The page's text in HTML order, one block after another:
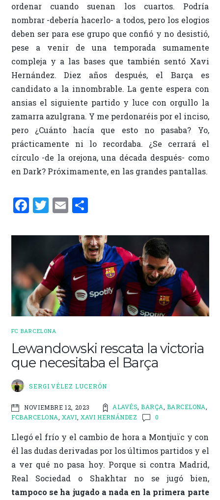
ordenar cuando suenan los cuartos. Podría
nombrar -debería hacerlo- a todos, pero los elogios
deben ser para ese grupo que confió y no desistió,
pese a venir de una temporada sumamente
compleja y a las bases que también sentó Xavi
Hernández. Diez años después, el Barça es
candidato a la innombrable. La gente espera con
ansias el siguiente partido y luce con orgullo la
zamarra azulgrana. Y me perdonaréis por el inciso,
pero ¿Cuánto hacía que esto no pasaba? Yo,
prácticamente ni lo recordaba. ¿Se cerrará el
círculo -de la orejona, una década después- como
en Dark? Próximamente, en las grandes pantallas.
F
ce
o
o
k
T
it
te
r
E
ai
l
C
m
p
ar
ti
r
FC BARCELONA
Lewandowski rescata la victoria
que necesitaba el Barça
SERGI VÉLEZ LUCERÓN
NOVIEMBRE 12, 2023 ALAVÉS,BARÇA, BARCELONA,
FCBARCELONA, XAVI, XAVI HERNÁNDEZ 0
Llegó el frío y el cambio de hora a Montjuïc y con
él las dudas derivadas por los últimos partidos y el
a ver qué no pasa hoy. Porque si contra Madrid,
Real Sociedad o Shakhtar no se jugó bien,
tampoco se ha jugado a nada en la primera parte